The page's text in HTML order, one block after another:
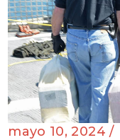
mayo 10, 2024 /